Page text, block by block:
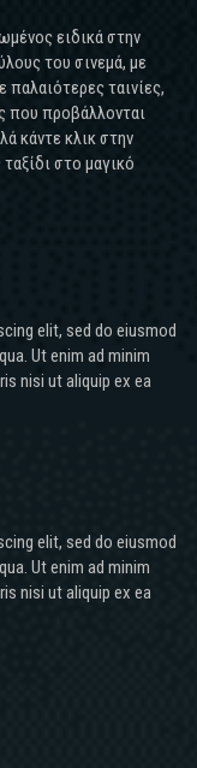
ειδικά στην
του σινεμά, με
ταινίες,
που προβάλλονται
κάντε κλικ στην
στο μαγικό
elit, sed do eiusmod
Ut enim ad minim
nisi ut aliquip ex ea
elit, sed do eiusmod
Ut enim ad minim
nisi ut aliquip ex ea